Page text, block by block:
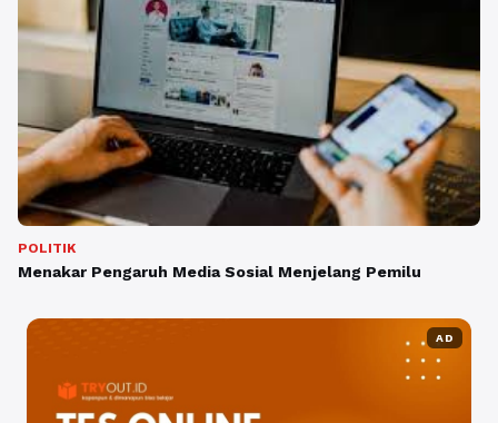
POLITIK
Menakar Pengaruh Media Sosial Menjelang Pemilu
AD